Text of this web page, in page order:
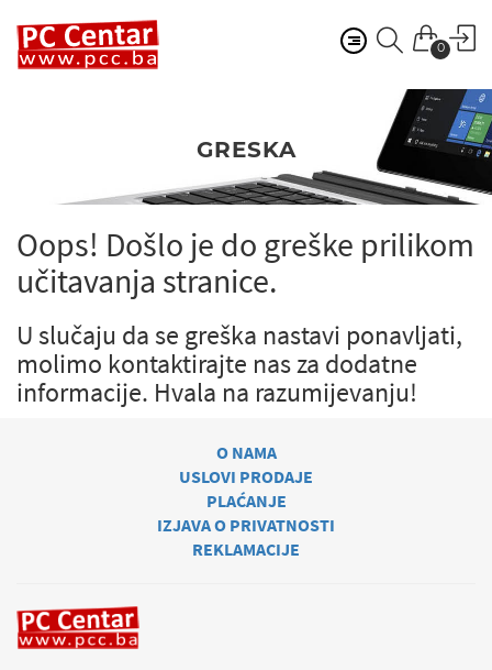
0
GRESKA
Oops! Došlo je do greške prilikom
učitavanja stranice.
U slučaju da se greška nastavi ponavljati,
molimo kontaktirajte nas za dodatne
informacije. Hvala na razumijevanju!
O NAMA
USLOVI PRODAJE
PLAĆANJE
IZJAVA O PRIVATNOSTI
REKLAMACIJE